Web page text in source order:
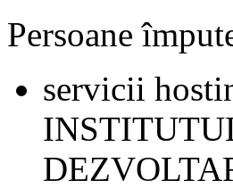
Persoane
servicii